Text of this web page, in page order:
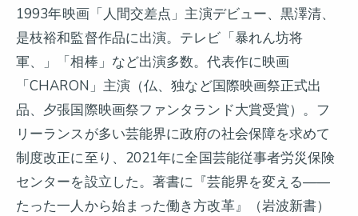
1993年映画「人間交差点」主演デビュー、黒澤清、
是枝裕和監督作品に出演。テレビ「暴れん坊将
軍、」「相棒」など出演多数。代表作に映画
「CHARON」主演（仏、独など国際映画祭正式出
品、夕張国際映画祭ファンタランド大賞受賞）。フ
リーランスが多い芸能界に政府の社会保障を求めて
制度改正に至り、2021年に全国芸能従事者労災保険
センターを設立した。著書に『芸能界を変える——
たった一人から始まった働き方改革』（岩波新書）